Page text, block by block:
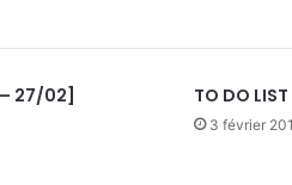
27/02] TO DO
3 février